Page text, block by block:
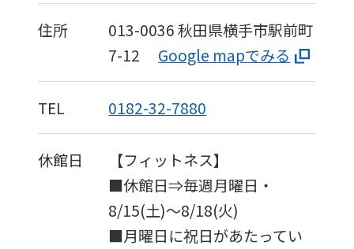
住所 013-0036秋田県横手市駅前町
7-12
Google mapでみる
TEL 0182-32-7880
休館日
【フィットネス】
■休館日⇒毎週月曜日・
8/15(土)～8/18(火)
■月曜日に祝日があたってい